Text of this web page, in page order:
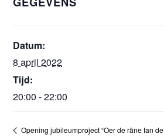
Datum:
8 april 2022
Tijd:
20:00 - 22:00
Opening jubileumproject “Oer de râne fan de